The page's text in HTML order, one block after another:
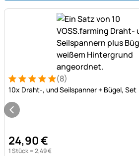
Bewertung: 5 von 5 (8 Bewertungen)
8 Bewertungen
(8)
10x Draht-, und Seilspanner + Bügel, Set
24,90€
1 Stück =2,49€